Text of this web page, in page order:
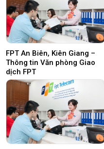
FPT An Biên, Kiên Giang –
Thông tin Văn phòng Giao
dịch FPT